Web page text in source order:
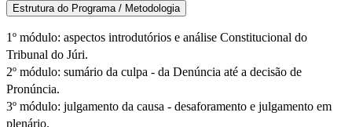
Estrutura do Programa / Metodologia
1º módulo: aspectos introdutórios e análise Constitucional do
Tribunal do Júri.
2º módulo: sumário da culpa - da Denúncia até a decisão de
Pronúncia.
3º módulo: julgamento da causa - desaforamento e julgamento em
plenário.